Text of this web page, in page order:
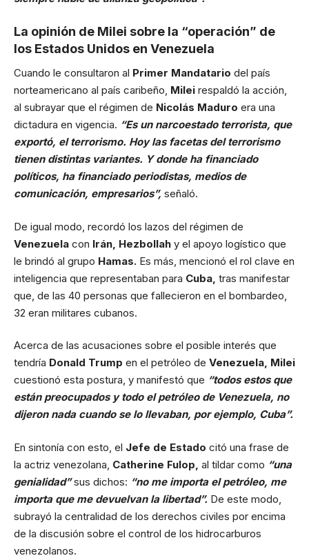
La opinión de Milei sobre la “operación” de
los Estados Unidos en Venezuela
Cuando le consultaron al Primer Mandatario del país
norteamericano al país caribeño, Milei respaldó la acción,
al subrayar que el régimen de Nicolás Maduro era una
dictadura en vigencia. “Es un narcoestado terrorista, que
exportó, el terrorismo. Hoy las facetas del terrorismo
tienen distintas variantes. Y donde ha financiado
políticos, ha financiado periodistas, medios de
comunicación, empresarios”, señaló.
De igual modo, recordó los lazos del régimen de
Venezuela con Irán, Hezbollah y el apoyo logístico que
le brindó al grupo Hamas. Es más, mencionó el rol clave en
inteligencia que representaban para Cuba, tras manifestar
que, de las 40 personas que fallecieron en el bombardeo,
32 eran militares cubanos.
Acerca de las acusaciones sobre el posible interés que
tendría Donald Trump en el petróleo de Venezuela, Milei
cuestionó esta postura, y manifestó que “todos estos que
están preocupados y todo el petróleo de Venezuela, no
dijeron nada cuando se lo llevaban, por ejemplo, Cuba”.
En sintonía con esto, el Jefe de Estado citó una frase de
la actriz venezolana, Catherine Fulop, al tildar como “una
genialidad”sus dichos: “no me importa el petróleo, me
importa que me devuelvan la libertad”. De este modo,
subrayó la centralidad de los derechos civiles por encima
de la discusión sobre el control de los hidrocarburos
venezolanos.